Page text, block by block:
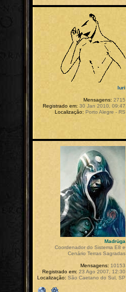
Iuri
Mensagens: 2715
Registrado em: 30 Jan 2010, 09:47
Localização: Porto Alegre - RS
Madrüga
Coordenador do Sistema E8 e
Cenário Terras Sagradas
Mensagens: 10153
Registrado em: 23 Ago 2007, 12:30
Localização: São Caetano do Sul, SP